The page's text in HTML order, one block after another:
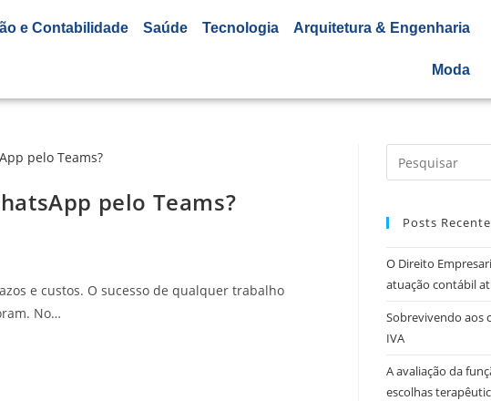
e Contabilidade Saúde Tecnologia Arquitetura & Engenharia
Moda
pelo Teams?
e custos. O sucesso de qualquer trabalho
No…
Posts
O Direito
atuação contábil
Sobrevivendo aos
IVA
A avaliação da
escolhas